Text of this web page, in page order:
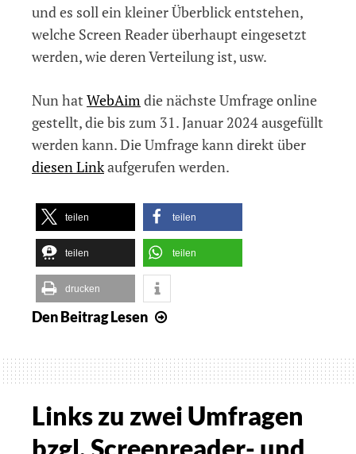
und es soll ein kleiner Überblick entstehen,
welche Screen Reader überhaupt eingesetzt
werden, wie deren Verteilung ist, usw.
Nun hat WebAim die nächste Umfrage online
gestellt, die bis zum 31. Januar 2024 ausgefüllt
werden kann. Die Umfrage kann direkt über
diesen Linkaufgerufen werden.
teilen teilen
teilen teilen
drucken
Den BeitragLesen
Nutzung
von
Screen
Readern
Links zu zwei Umfragen
bzgl. Screenreader- und